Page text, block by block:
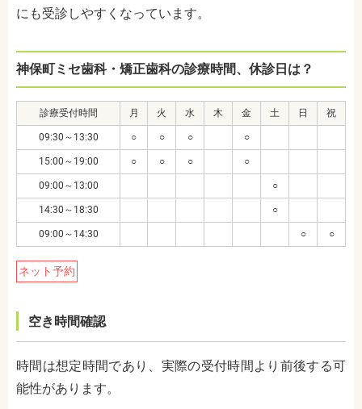
にも受診しやすくなっています。
神保町ミセ歯科・矯正歯科の診療時間、休診日は？
診療受付時間 月 火 水 木 金 土 日 祝
09:30～13:30 ○ ○ ○ ○
15:00～19:00 ○ ○ ○ ○
09:00～13:00 ○
14:30～18:30 ○
09:00～14:30 ○ ○
ネット予約
空き時間確認
時間は想定時間であり、実際の受付時間より前後する可
能性があります。